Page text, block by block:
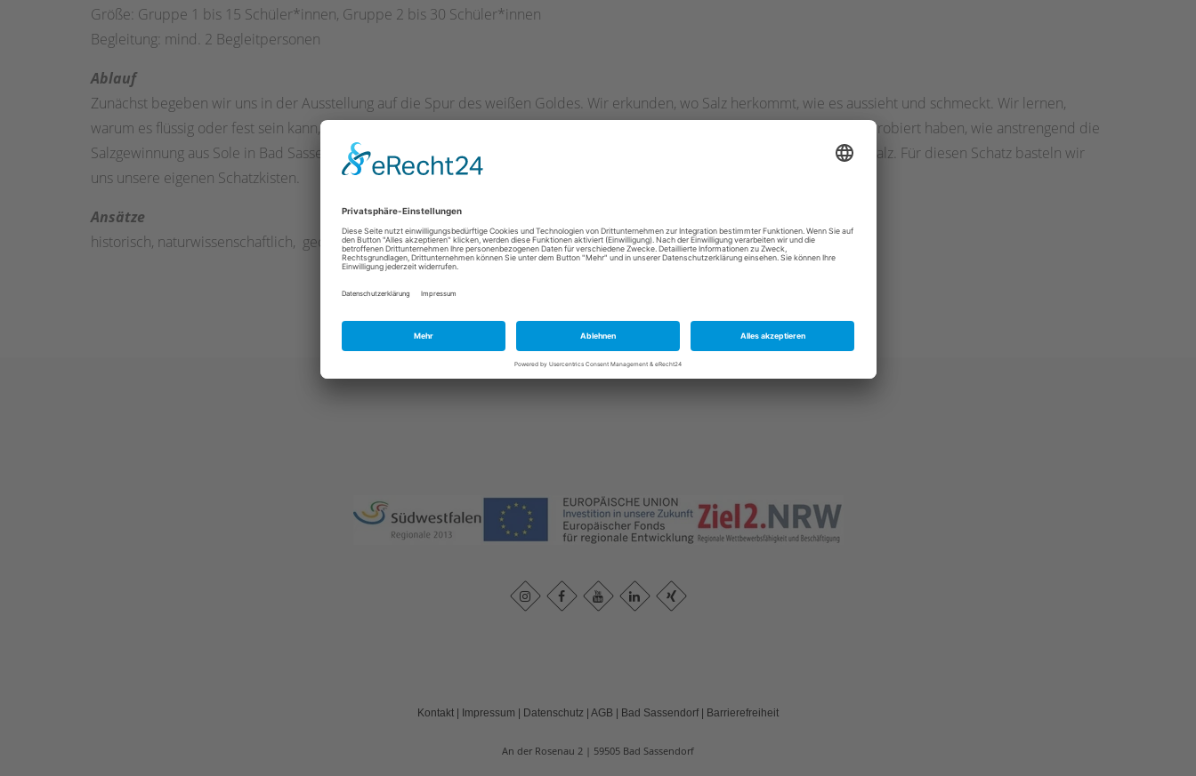
Größe: Gruppe 1 bis 15 Schüler*innen, Gruppe 2 bis 30 Schüler*innen
Begleitung: mind. 2 Begleitpersonen
Ablauf
Zunächst begeben wir uns in der Ausstellung auf die Spur des weißen Goldes. Wir erkunden, wo Salz herkommt, wie es aussieht und schmeckt. Wir lernen,
warum es flüssig oder fest sein kann, wie der Mensch es gewinnt und für den Alltag nutzbar macht. Nachdem wir selber ausprobiert haben, wie anstrengend die
Salzgewinnung aus Sole in Bad Sassendorf früher war und wie viel man für Salz bezahlen musste, kochen wir unser eigenes Salz. Für diesen Schatz basteln wir
uns unsere eigenen Schatzkisten.
Ansätze
historisch, naturwissenschaftlich, geografisch
Kontakt Impressum Datenschutz AGB Bad Sassendorf Barrierefreiheit
An der Rosenau 2 59505 Bad Sassendorf